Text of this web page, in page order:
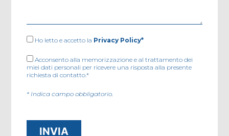
Ho letto e accetto la Privacy Policy*
Acconsento alla memorizzazione e al trattamento dei
miei dati personali per ricevere una risposta alla presente
richiesta di contatto.*
* Indica campo obbligatorio.